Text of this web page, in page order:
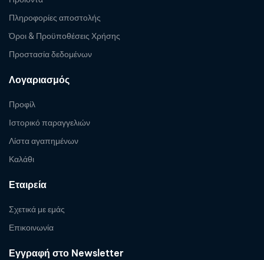
Πληροφορίες αποστολής
Όροι & Προϋποθέσεις Χρήσης
Προστασία δεδομένων
Λογαριασμός
Προφίλ
Ιστορικό παραγγελιών
Λίστα αγαπημένων
Καλάθι
Εταιρεία
Σχετικά με εμάς
Επικοινωνία
Εγγραφή στο Newsletter